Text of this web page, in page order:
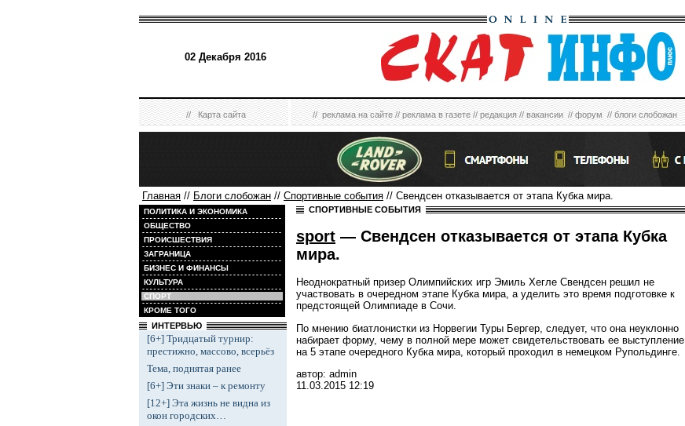
02 Декабря 2016
//Карта сайта //реклама на сайте//реклама в газете//редакция//вакансии//форум//блоги слобожан
Главная // Блоги слобожан // Спортивные события // Свендсен отказывается от этапа Кубка мира.
ПОЛИТИКА И ЭКОНОМИКА
ОБЩЕСТВО
ПРОИСШЕСТВИЯ
ЗАГРАНИЦА
БИЗНЕС И ФИНАНСЫ
КУЛЬТУРА
СПОРТ
КРОМЕ ТОГО
ИНТЕРВЬЮ
[6+] Тридцатый турнир:
престижно, массово, всерьёз
Тема, поднятая ранее
[6+] Эти знаки – к ремонту
[12+] Эта жизнь не видна из
окон городских…
СПОРТИВНЫЕ СОБЫТИЯ
sport — Свендсен отказывается от этапа Кубка
мира.
Неоднократный призер Олимпийских игр Эмиль Хегле Свендсен решил не
участвовать в очередном этапе Кубка мира, а уделить это время подготовке к
предстоящей Олимпиаде в Сочи.
По мнению биатлонистки из Норвегии Туры Бергер, следует, что она неуклонно
набирает форму, чему в полной мере может свидетельствовать ее выступление
на 5 этапе очередного Кубка мира, который проходил в немецком Рупольдинге.
автор: admin
11.03.2015 12:19